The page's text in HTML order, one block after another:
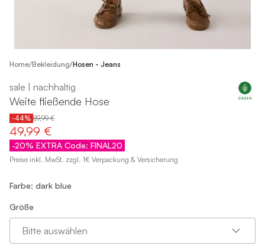
Home/Bekleidung/Hosen - Jeans
sale | nachhaltig
Weite fließende Hose
-44% 89,99 €
49,99 €
-20% EXTRA Code: FINAL20
Preise inkl. MwSt. zzgl. 1€ Verpackung & Versicherung
Farbe: dark blue
Größe
Bitte auswählen